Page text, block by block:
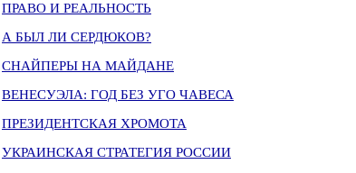
ПРАВО И РЕАЛЬНОСТЬ
А БЫЛ ЛИ СЕРДЮКОВ?
СНАЙПЕРЫ НА МАЙДАНЕ
ВЕНЕСУЭЛА: ГОД БЕЗ УГО ЧАВЕСА
ПРЕЗИДЕНТСКАЯ ХРОМОТА
УКРАИНСКАЯ СТРАТЕГИЯ РОССИИ